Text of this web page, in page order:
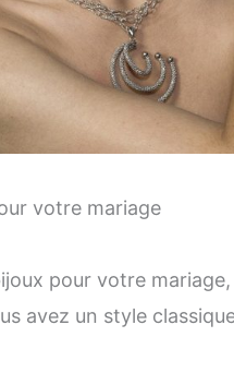
votre mariage
pour votre
avez un style